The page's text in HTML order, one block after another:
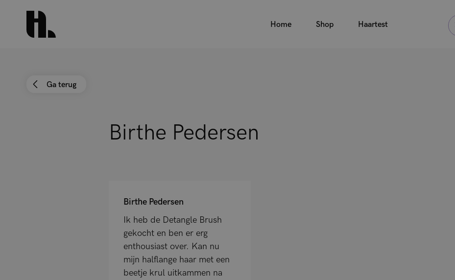
Home Shop Haartest
Ga terug
Birthe Pedersen
Birthe Pedersen
Ik heb de Detangle Brush
gekocht en ben er erg
enthousiast over. Kan nu
mijn halflange haar met een
beetje krul uitkammen na